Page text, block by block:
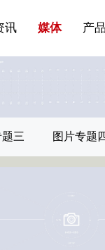
讯
媒体
产
题三 图片专题